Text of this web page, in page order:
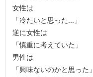
女性は
「冷たいと思った...」
逆に女性は
「慎重に考えていた」
男性は
「興味ないのかと思った」